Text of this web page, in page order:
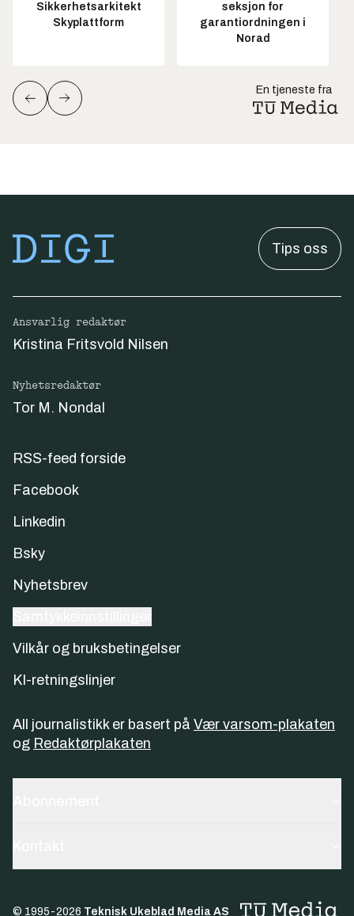
Sikkerhetsarkitekt
Skyplattform
seksjon for
garantiordningen i
Norad
En tjeneste fra
Tips oss
Ansvarlig redaktør
Kristina Fritsvold Nilsen
Nyhetsredaktør
Tor M. Nondal
RSS-feed forside
Facebook
Linkedin
Bsky
Nyhetsbrev
Vilkår og bruksbetingelser
KI-retningslinjer
All journalistikk er basert på Vær varsom-plakaten
og Redaktørplakaten
© 1995-2026 Teknisk Ukeblad Media AS